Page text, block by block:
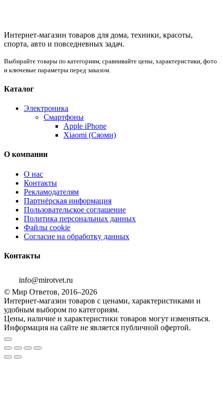
Интернет-магазин товаров для дома, техники, красоты,
спорта, авто и повседневных задач.
Выбирайте товары по категориям, сравнивайте цены, характеристики, фото
и ключевые параметры перед заказом.
Каталог
Электроника
Смартфоны
Apple iPhone
Xiaomi (Сяоми)
О компании
О нас
Контакты
Рекламодателям
Партнёрская информация
Пользовательское соглашение
Политика персональных данных
Файлы cookie
Согласие на обработку данных
Контакты
info@mirotvet.ru
© Мир Ответов, 2016–2026
Интернет-магазин товаров с ценами, характеристиками и
удобным выбором по категориям.
Цены, наличие и характеристики товаров могут изменяться.
Информация на сайте не является публичной офертой.